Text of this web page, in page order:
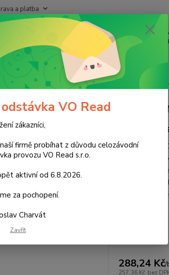
a platba
Nevíte si rady?
+420 602 388
Po - Pá 8 - 14h
Oplatky a sušenky Delissa Hořká
30g cena za
Kartonové
cena za 1 kg je
máčená v hořké
náplní 49,7 %
oplatku s
čokoládě.Nyní
288,24 Kč/
257,36 Kč bez
VO Read
zákazníci,
firmě probíhat z důvodu celozávodní
provozu VO Read s.r.o.
aktivní od 6.8.2026.
za pochopení.
Charvát
Zavřít